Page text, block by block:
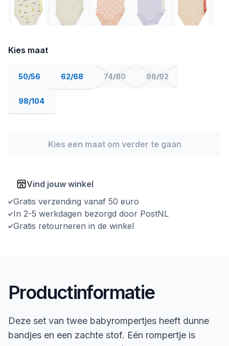
Kies maat
50/56 62/68 74/80 86/92
98/104
Kies een maat om verder te gaan
Vind jouw winkel
Gratis verzending vanaf 50 euro
In 2-5 werkdagen bezorgd door PostNL
Gratis retourneren in de winkel
Productinformatie
Deze set van twee babyrompertjes heeft dunne
bandjes en een zachte stof. Eén rompertje is